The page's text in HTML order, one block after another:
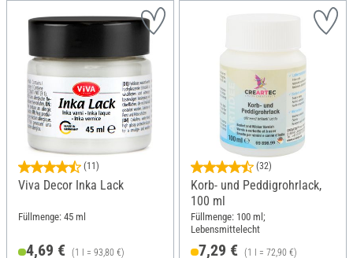
(11)
Viva Decor Inka Lack
Füllmenge: 45 ml
4,69 € (1 l = 93,80 €)
(32)
Korb- und Peddigrohrlack,
100 ml
Füllmenge: 100 ml;
Lebensmittelecht
7,29 € (1 l = 72,90 €)